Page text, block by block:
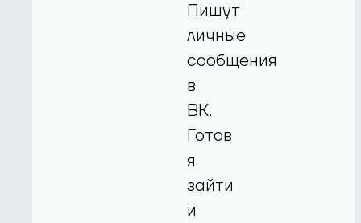
Пишут
личные
сообщения
в
ВК.
Готов
я
зайти
и